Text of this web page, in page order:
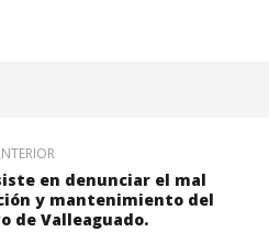
en denunciar el mal
y mantenimiento del
de Valleaguado.